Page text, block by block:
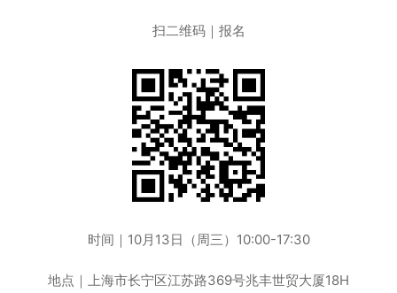
扫二维码｜报名
时间｜10月13日（周三）10:00-17:30
地点｜上海市长宁区江苏路369号兆丰世贸大厦18H